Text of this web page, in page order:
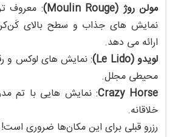
مولن روژ (Moulin Rouge)
: معروف‌
نمایش‌ های جذاب و سطح بالای
ارائه می‌ دهد.
لویدو (Le Lido)
: نمایش‌ های لوکس و
محیطی مجلل.
Crazy Horse: نمایش‌ هایی با تم
خلاقانه.
رزرو قبلی برای این مکان‌ها ضروری است!